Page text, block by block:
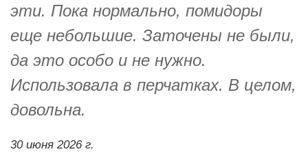
эти. Пока нормально, помидоры
еще небольшие. Заточены не были,
да это особо и не нужно.
Использовала в перчатках. В целом,
довольна.
30 июня 2026 г.